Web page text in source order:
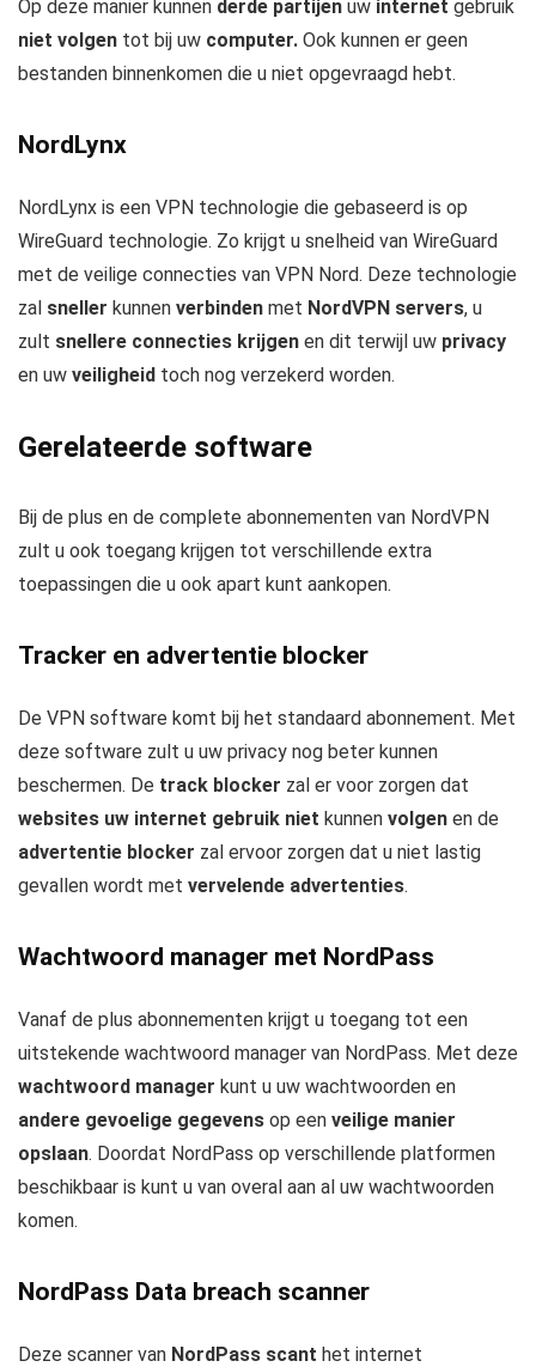
Op deze manier kunnen derde partijen uw internet gebruik
niet volgen tot bij uw computer. Ook kunnen er geen
bestanden binnenkomen die u niet opgevraagd hebt.
NordLynx
NordLynx is een VPN technologie die gebaseerd is op
WireGuard technologie. Zo krijgt u snelheid van WireGuard
met de veilige connecties van VPN Nord. Deze technologie
zal sneller kunnen verbinden met NordVPN servers, u
zult snellere connecties krijgen en dit terwijl uw privacy
en uw veiligheid toch nog verzekerd worden.
Gerelateerde software
Bij de plus en de complete abonnementen van NordVPN
zult u ook toegang krijgen tot verschillende extra
toepassingen die u ook apart kunt aankopen.
Tracker en advertentie blocker
De VPN software komt bij het standaard abonnement. Met
deze software zult u uw privacy nog beter kunnen
beschermen. De track blocker zal er voor zorgen dat
websites uw internet gebruik niet kunnen volgen en de
advertentie blocker zal ervoor zorgen dat u niet lastig
gevallen wordt met vervelende advertenties.
Wachtwoord manager met NordPass
Vanaf de plus abonnementen krijgt u toegang tot een
uitstekende wachtwoord manager van NordPass. Met deze
wachtwoord manager kunt u uw wachtwoorden en
andere gevoelige gegevens op een veilige manier
opslaan. Doordat NordPass op verschillende platformen
beschikbaar is kunt u van overal aan al uw wachtwoorden
komen.
NordPass Data breach scanner
Deze scanner van NordPass scant het internet